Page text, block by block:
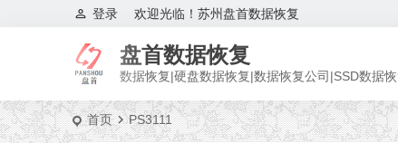
欢迎光临！苏州盘首数据恢复
登录
盘首数据恢复
数据恢复|硬盘数据恢复|数据恢复公司|SSD数据恢
首页 PS3111